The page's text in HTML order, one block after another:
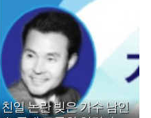
친일 논란 빚은 가수 남인